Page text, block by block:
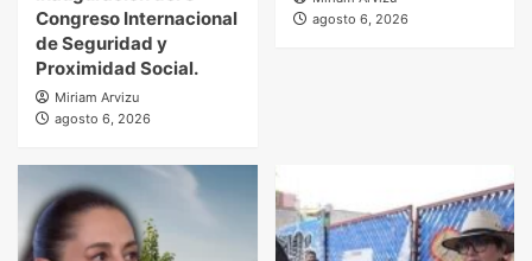
Congreso Internacional
de Seguridad y
Proximidad Social.
Miriam Arvizu
agosto 6, 2026
agosto 6, 2026